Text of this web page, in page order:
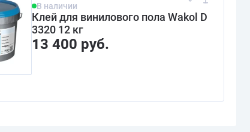
В наличии
Клей для винилового пола Wakol D
3320 12 кг
13 400 руб.